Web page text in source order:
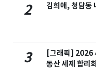
2 김희애, 청담동
3
[그래픽] 2026
동산 세제 합리